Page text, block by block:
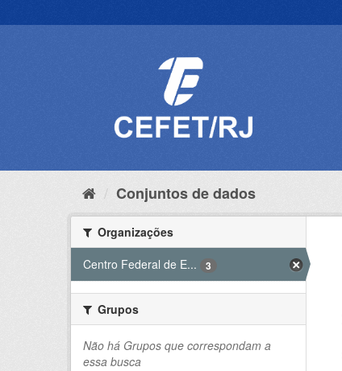
para
Conjuntos de dados
Organizações
Centro Federal de E...
3
Grupos
Não há Grupos que correspondam a
essa busca